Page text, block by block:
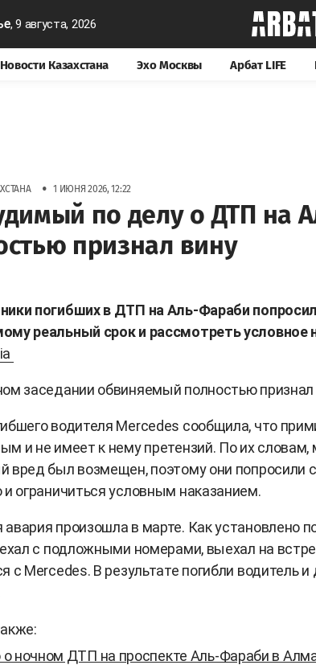
, 9 августа, 2026
Новости Казахстана Эхо Москвы Арбат LIFE
• 1 ИЮНЯ 2026, 12:22
по делу о ДТП на
признал вину
погибших в ДТП на Аль-Фараби
реальный срок и рассмотреть условное
заседании обвиняемый полностью признал
водителя Mercedes сообщила, что
и не имеет к нему претензий. По их словам,
вред был возмещен, поэтому они попросили
и ограничиться условным наказанием.
произошла в марте. Как установлено
с подложными номерами, выехал на
с Mercedes. В результате погибли водитель
ночном ДТП на проспекте Аль-Фараби в